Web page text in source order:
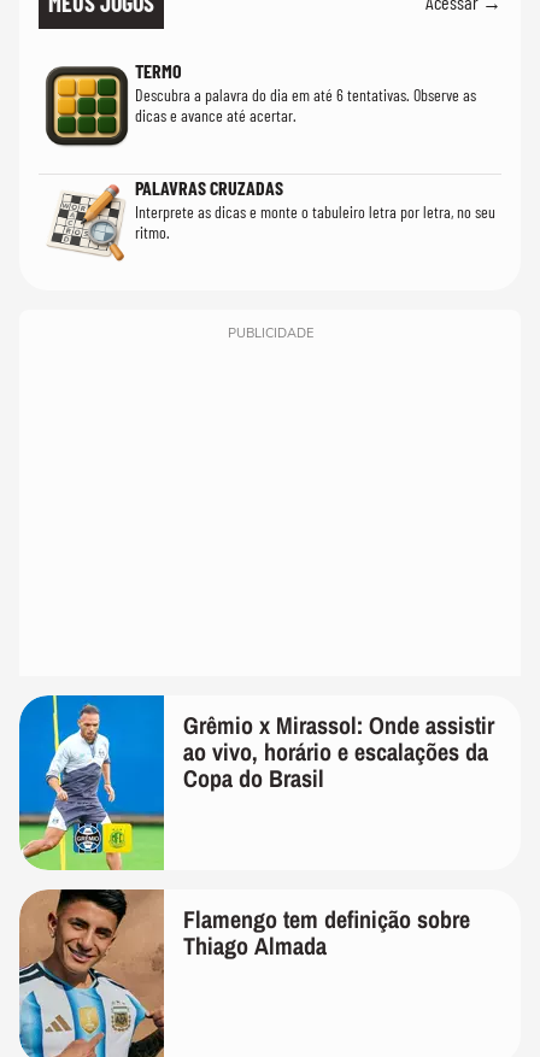
TERMO
Descubra a palavra do dia em até 6 tentativas. Observe as
dicas e avance até acertar.
PALAVRAS CRUZADAS
Interprete as dicas e monte o tabuleiro letra por letra, no seu
ritmo.
PUBLICIDADE
Grêmio x Mirassol: Onde assistir
ao vivo, horário e escalações da
Copa do Brasil
Flamengo tem definição sobre
Thiago Almada